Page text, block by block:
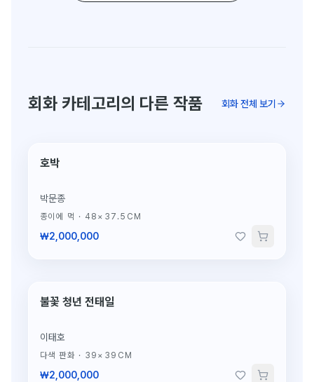
회화 카테고리의 다른 작품 회화 전체 보기
단 1점뿐인 원작
호박
박문종
종이에 먹 · 48×37.5CM
₩2,000,000
단 1점뿐인 원작
불꽃 청년 전태일
이태호
다색 판화 · 39×39CM
₩2,000,000